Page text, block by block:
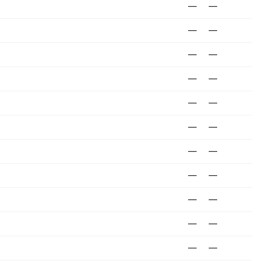
— —
— —
— —
— —
— —
— —
— —
— —
— —
— —
— —